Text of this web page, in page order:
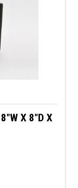
X 8"D X